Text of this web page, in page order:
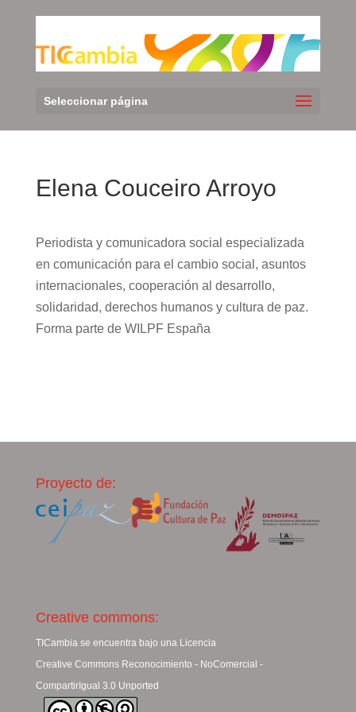
Seleccionar página
Elena Couceiro Arroyo
Periodista y comunicadora social especializada
en comunicación para el cambio social, asuntos
internacionales, cooperación al desarrollo,
solidaridad, derechos humanos y cultura de paz.
Forma parte de WILPF España
Proyecto de:
Creative commons:
TICambia se encuentra bajo una Licencia
Creative Commons Reconocimiento - NoComercial -
CompartirIgual 3.0 Unported